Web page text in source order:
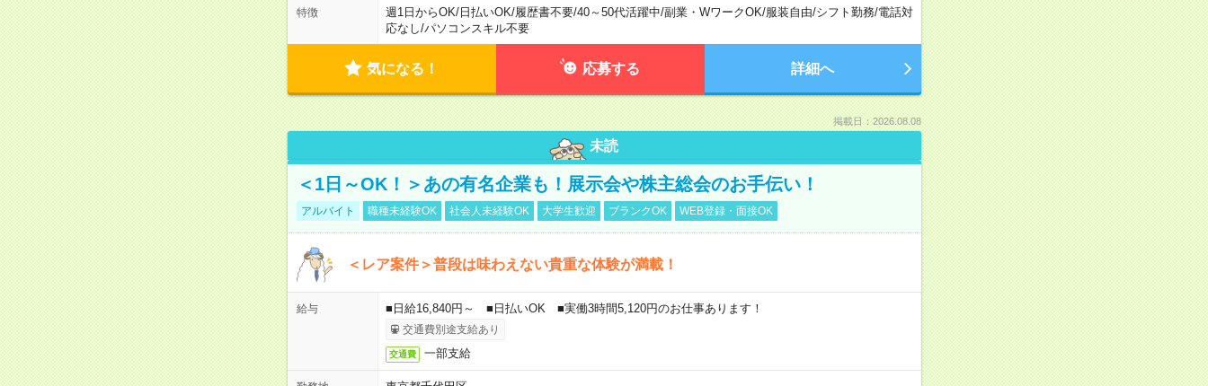
特徴 週1日からOK/日払いOK/履歴書不要/40～50代活躍中/副業・WワークOK/服装自由/シフト勤務/電話対
応なし/パソコンスキル不要
気になる！ 応募する 詳細へ
掲載日：2026.08.08
未読
＜1日～OK！＞あの有名企業も！展示会や株主総会のお手伝い！
アルバイト 職種未経験OK 社会人未経験OK 大学生歓迎 ブランクOK WEB登録・面接OK
＜レア案件＞普段は味わえない貴重な体験が満載！
給与 ■日給16,840円～ ■日払いOK ■実働3時間5,120円のお仕事あります！
交通費別途支給あり
交通費 一部支給